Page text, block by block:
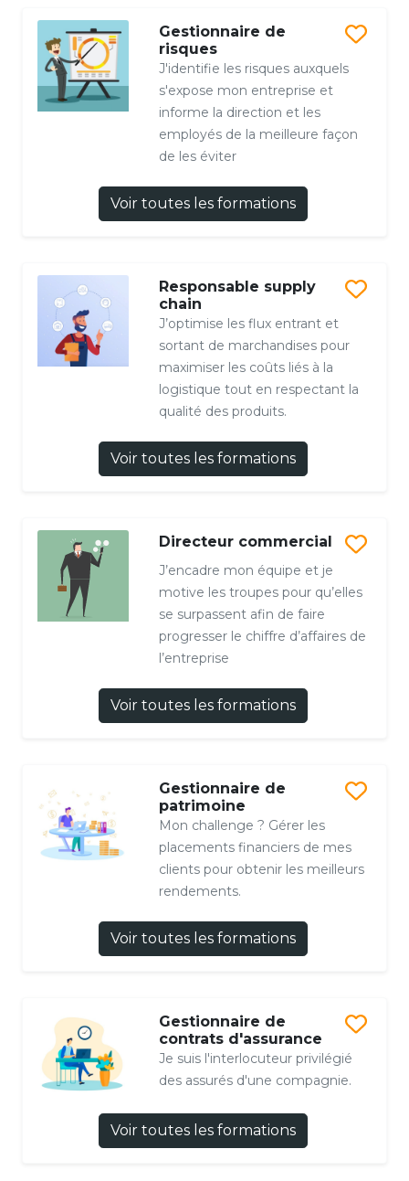
Gestionnaire de
risques
J'identifie les risques auxquels
s'expose mon entreprise et
informe la direction et les
employés de la meilleure façon
de les éviter
Voir toutes les formations
Responsable supply
chain
J’optimise les flux entrant et
sortant de marchandises pour
maximiser les coûts liés à la
logistique tout en respectant la
qualité des produits.
Voir toutes les formations
Directeur commercial
J’encadre mon équipe et je
motive les troupes pour qu’elles
se surpassent afin de faire
progresser le chiffre d’affaires de
l’entreprise
Voir toutes les formations
Gestionnaire de
patrimoine
Mon challenge ? Gérer les
placements financiers de mes
clients pour obtenir les meilleurs
rendements.
Voir toutes les formations
Gestionnaire de
contrats d'assurance
Je suis l'interlocuteur privilégié
des assurés d'une compagnie.
Voir toutes les formations